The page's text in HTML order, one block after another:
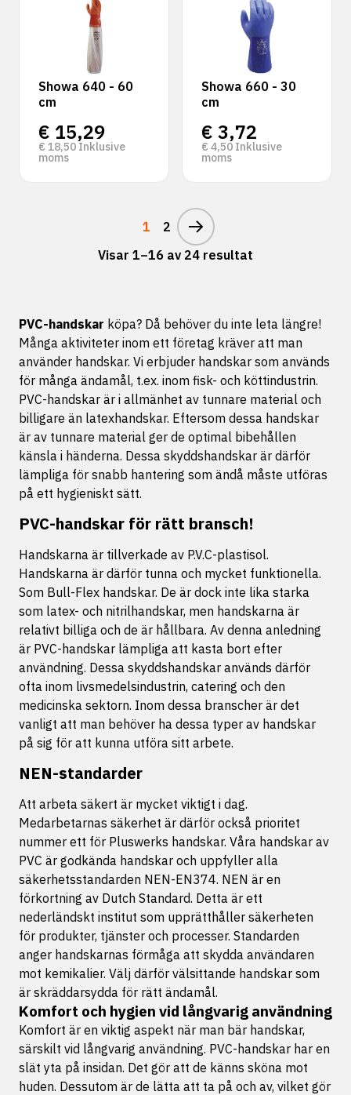
Showa 640 - 60
cm
€ 15,29
€ 18,50 Inklusive
moms
Showa 660 - 30
cm
€ 3,72
€ 4,50 Inklusive
moms
1
2
Visar 1–16 av 24 resultat
PVC-handskar köpa? Då behöver du inte leta längre!
Många aktiviteter inom ett företag kräver att man
använder handskar. Vi erbjuder handskar som används
för många ändamål, t.ex. inom fisk- och köttindustrin.
PVC-handskar är i allmänhet av tunnare material och
billigare än latexhandskar. Eftersom dessa handskar
är av tunnare material ger de optimal bibehållen
känsla i händerna. Dessa skyddshandskar är därför
lämpliga för snabb hantering som ändå måste utföras
på ett hygieniskt sätt.
PVC-handskar för rätt bransch!
Handskarna är tillverkade av P.V.C-plastisol.
Handskarna är därför tunna och mycket funktionella.
Som Bull-Flex handskar. De är dock inte lika starka
som latex- och nitrilhandskar, men handskarna är
relativt billiga och de är hållbara. Av denna anledning
är PVC-handskar lämpliga att kasta bort efter
användning. Dessa skyddshandskar används därför
ofta inom livsmedelsindustrin, catering och den
medicinska sektorn. Inom dessa branscher är det
vanligt att man behöver ha dessa typer av handskar
på sig för att kunna utföra sitt arbete.
NEN-standarder
Att arbeta säkert är mycket viktigt i dag.
Medarbetarnas säkerhet är därför också prioritet
nummer ett för Pluswerks handskar. Våra handskar av
PVC är godkända handskar och uppfyller alla
säkerhetsstandarden NEN-EN374. NEN är en
förkortning av Dutch Standard. Detta är ett
nederländskt institut som upprätthåller säkerheten
för produkter, tjänster och processer. Standarden
anger handskarnas förmåga att skydda användaren
mot kemikalier. Välj därför välsittande handskar som
är skräddarsydda för rätt ändamål.
Komfort och hygien vid långvarig användning
Komfort är en viktig aspekt när man bär handskar,
särskilt vid långvarig användning. PVC-handskar har en
slät yta på insidan. Det gör att de känns sköna mot
huden. Dessutom är de lätta att ta på och av, vilket gör